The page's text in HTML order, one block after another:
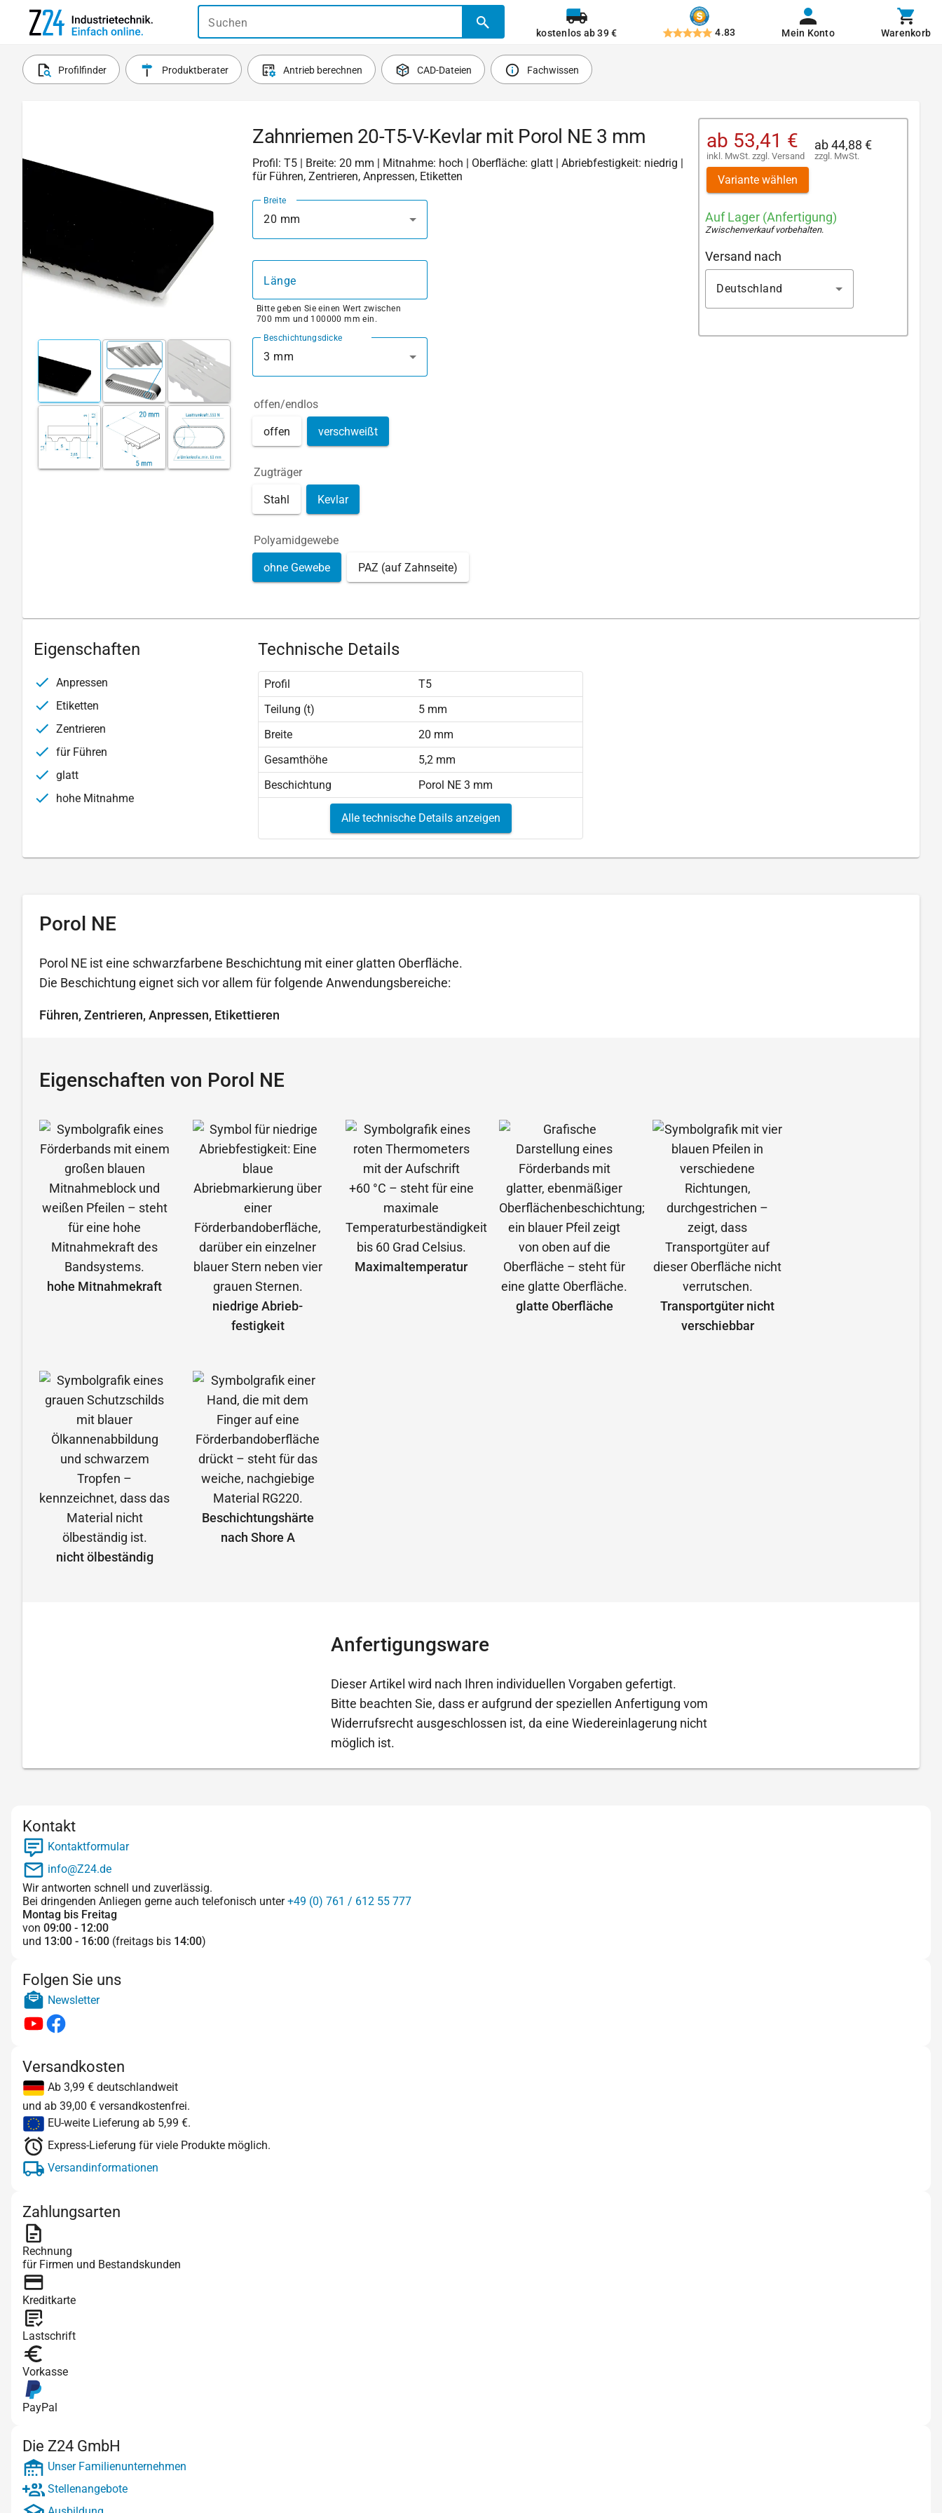
Suchen
kostenlos ab 39 € 4.83 Mein Konto Warenkorb
Profilfinder Produktberater Antrieb berechnen CAD-Dateien Fachwissen
Zahnriemen 20-T5-V-Kevlar mit Porol NE 3 mm
Profil: T5 | Breite: 20 mm | Mitnahme: hoch | Oberfläche: glatt | Abriebfestigkeit: niedrig |
für Führen, Zentrieren, Anpressen, Etiketten
Breite
20 mm
Länge
Bitte geben Sie einen Wert zwischen
700 mm und 100000 mm ein.
Beschichtungsdicke
3 mm
offen/endlos
offen verschweißt
Zugträger
Stahl Kevlar
Polyamidgewebe
ohne Gewebe PAZ (auf Zahnseite)
ab 53,41 €
inkl. MwSt. zzgl. Versand
ab44,88 €
zzgl. MwSt.
Variante wählen
Auf Lager (Anfertigung)
Zwischenverkauf vorbehalten.
Versand nach
Deutschland
Eigenschaften
Anpressen
Etiketten
Zentrieren
für Führen
glatt
hohe Mitnahme
Technische Details
Profil
T5
Teilung (t)
5 mm
Breite
20 mm
Gesamthöhe
5,2 mm
Beschichtung
Porol NE 3 mm
Alle technische Details anzeigen
Porol NE
Porol NE ist eine schwarzfarbene Beschichtung mit einer glatten Oberfläche.
Die Beschichtung eignet sich vor allem für folgende Anwendungsbereiche:
Führen, Zentrieren, Anpressen, Etikettieren
Eigenschaften von Porol NE
hohe Mitnahmekraft
niedrige Abrieb­
festigkeit
Maximal­temperatur
glatte Oberfläche
Transportgüter nicht
verschiebbar
nicht ölbeständig
Beschichtungshärte
nach Shore A
Anfertigungsware
Dieser Artikel wird nach Ihren individuellen Vorgaben gefertigt.
Bitte beachten Sie, dass er aufgrund der speziellen Anfertigung vom
Widerrufsrecht ausgeschlossen ist, da eine Wiedereinlagerung nicht
möglich ist.
Kontakt
Kontaktformular
info@Z24.de
Wir antworten schnell und zuverlässig.
Bei dringenden Anliegen gerne auch telefonisch unter+49 (0) 761 / 612 55 777
Montag bis Freitag
von 09:00 - 12:00
und 13:00 - 16:00 (freitags bis 14:00)
Folgen Sie uns
Newsletter
Versandkosten
Ab 3,99 € deutschlandweit
und ab 39,00 € versandkostenfrei.
EU-weite Lieferung ab 5,99 €.
Express-Lieferung für viele Produkte möglich.
Versandinformationen
Zahlungsarten
Rechnung
für Firmen und Bestandskunden
Kreditkarte
Lastschrift
Vorkasse
PayPal
Die Z24 GmbH
Unser Familienunternehmen
Stellenangebote